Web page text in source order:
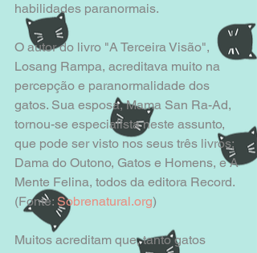
habilidades paranormais.
O autor do livro "A Terceira Visão",
Losang Rampa, acreditava muito na
percepção e paranormalidade dos
gatos. Sua esposa, Mama San Ra-Ad,
tornou-se especialista neste assunto,
que pode ser visto nos seus três livros;
Dama do Outono, Gatos e Homens, e A
Mente Felina, todos da editora Record.
(Fonte: Sobrenatural.org)
Muitos acreditam que, tanto gatos